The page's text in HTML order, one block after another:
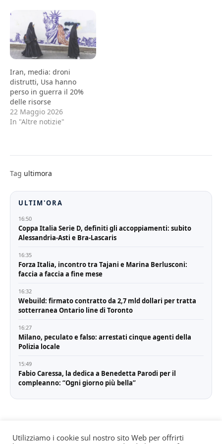
Iran, media: droni
distrutti, Usa hanno
perso in guerra il 20%
delle risorse
22 Maggio 2026
In "Altre notizie"
Tag ultimora
ULTIM'ORA
16:50
Coppa Italia Serie D, definiti gli accoppiamenti: subito
Alessandria-Asti e Bra-Lascaris
16:35
Forza Italia, incontro tra Tajani e Marina Berlusconi:
faccia a faccia a fine mese
16:32
Webuild: firmato contratto da 2,7 mld dollari per tratta
sotterranea Ontario line di Toronto
16:27
Milano, peculato e falso: arrestati cinque agenti della
Polizia locale
15:49
Fabio Caressa, la dedica a Benedetta Parodi per il
compleanno: “Ogni giorno più bella”
Utilizziamo i cookie sul nostro sito Web per offrirti